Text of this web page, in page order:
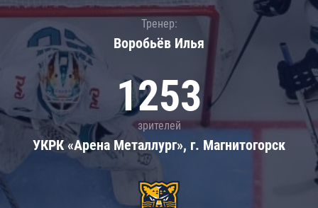
Тренер:
Воробьёв Илья
1253
зрителей
УКРК «Арена Металлург», г. Магнитогорск